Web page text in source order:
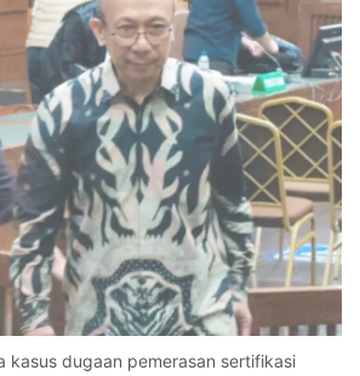
kasus dugaan pemerasan sertifikasi